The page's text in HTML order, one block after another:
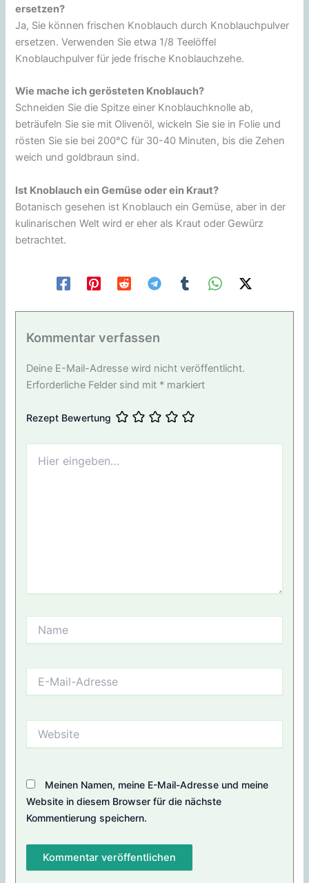
ersetzen?
Ja, Sie können frischen Knoblauch durch Knoblauchpulver
ersetzen. Verwenden Sie etwa 1/8 Teelöffel
Knoblauchpulver für jede frische Knoblauchzehe.
Wie mache ich gerösteten Knoblauch?
Schneiden Sie die Spitze einer Knoblauchknolle ab,
beträufeln Sie sie mit Olivenöl, wickeln Sie sie in Folie und
rösten Sie sie bei 200°C für 30-40 Minuten, bis die Zehen
weich und goldbraun sind.
Ist Knoblauch ein Gemüse oder ein Kraut?
Botanisch gesehen ist Knoblauch ein Gemüse, aber in der
kulinarischen Welt wird er eher als Kraut oder Gewürz
betrachtet.
Kommentar verfassen
Deine E-Mail-Adresse wird nicht veröffentlicht.
Erforderliche Felder sind mit * markiert
Rezept Bewertung
eingeben…
Mail-
Meinen Namen, meine E-Mail-Adresse und meine
Website in diesem Browser für die nächste
Kommentierung speichern.